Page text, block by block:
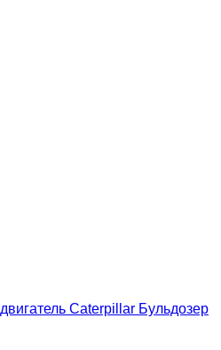
двигатель Caterpillar Бульдозер